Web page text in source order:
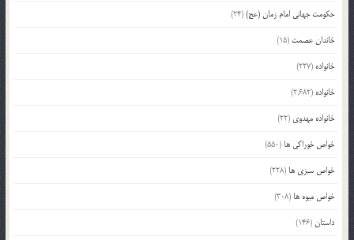
حکومت جهانی امام زمان (عج)(24)
خاندان عصمت (15)
خانواده (227)
خانواده (2,682)
خانواده مهدوی (22)
خواص خوراکی ها (550)
خواص سبزی ها (228)
خواص میوه ها (308)
داستان(146)